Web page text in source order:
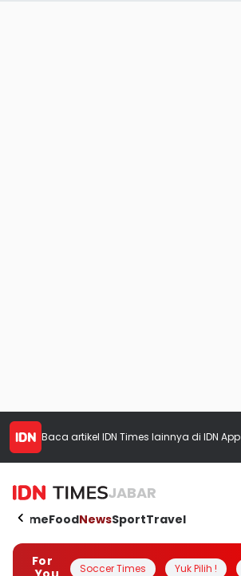
Baca artikel IDN Times lainnya di IDN App
JABAR
HomeFoodNewsSportTravel
For
Soccer Times Yuk Pilih !